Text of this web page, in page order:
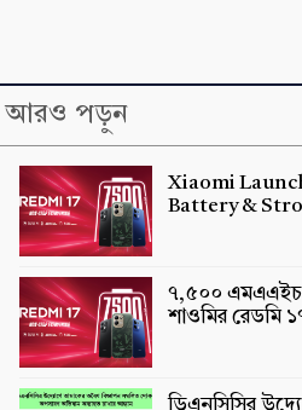
আরও পড়ুন
Xiaomi
Battery &
৭,৫০০ এমএএইচ
শাওমির রেডমি
ডিএনসিসির